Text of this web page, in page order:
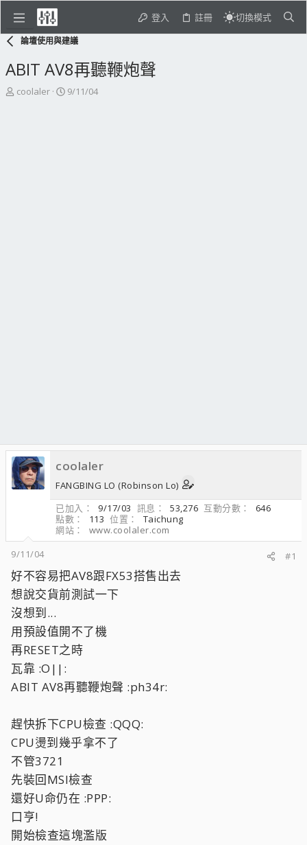
登入 註冊 切換模式
論壇使用與建議
ABIT AV8再聽鞭炮聲
主
coolaler
開
9/11/04
coolaler
FANGBING LO (Robinson Lo)
已加入
9/17/03 訊息 53,276 互動分數
646
點數
113 位置
Taichung
網站
www.coolaler.com
9/11/04
#1
好不容易把AV8跟FX53搭售出去
想說交貨前測試一下
沒想到...
用預設值開不了機
再RESET之時
瓦靠 :O||:
ABIT AV8再聽鞭炮聲 :ph34r:
趕快拆下CPU檢查 :QQQ:
CPU燙到幾乎拿不了
不管3721
先裝回MSI檢查
還好U命仍在 :PPP:
口亨!
開始檢查這塊濫版